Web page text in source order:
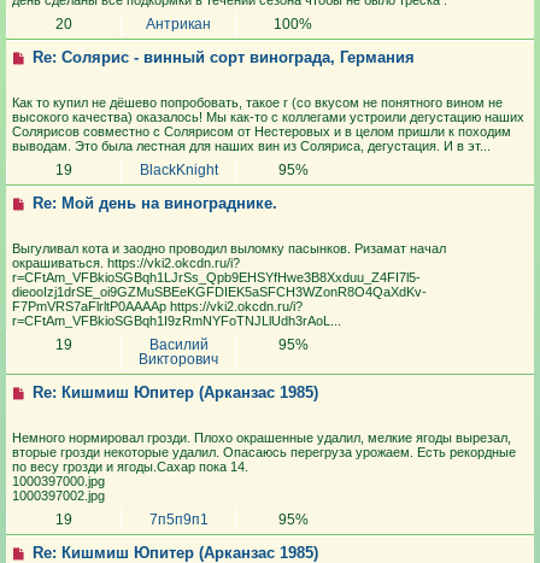
20 Антрикан 100%
Re: Солярис - винный сорт винограда, Германия
Как то купил не дёшево попробовать, такое г (со вкусом не понятного вином не
высокого качества) оказалось! Мы как-то с коллегами устроили дегустацию наших
Солярисов совместно с Солярисом от Нестеровых и в целом пришли к походим
выводам. Это была лестная для наших вин из Соляриса, дегустация. И в эт...
19 BlackKnight 95%
Re: Мой день на винограднике.
Выгуливал кота и заодно проводил выломку пасынков. Ризамат начал
окрашиваться. https://vki2.okcdn.ru/i?
r=CFtAm_VFBkioSGBqh1LJrSs_Qpb9EHSYfHwe3B8Xxduu_Z4FI7l5-
dieooIzj1drSE_oi9GZMuSBEeKGFDIEK5aSFCH3WZonR8O4QaXdKv-
F7PmVRS7aFlrltP0AAAAp https://vki2.okcdn.ru/i?
r=CFtAm_VFBkioSGBqh1I9zRmNYFoTNJLlUdh3rAoL...
19
Василий
Викторович
95%
Re: Кишмиш Юпитер (Арканзас 1985)
Немного нормировал грозди. Плохо окрашенные удалил, мелкие ягоды вырезал,
вторые грозди некоторые удалил. Опасаюсь перегруза урожаем. Есть рекордные
по весу грозди и ягоды.Сахар пока 14.
1000397000.jpg
1000397002.jpg
19 7п5п9п1 95%
Re: Кишмиш Юпитер (Арканзас 1985)